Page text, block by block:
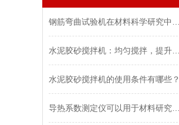
水泥胶砂搅拌机​的使用条件有哪些？